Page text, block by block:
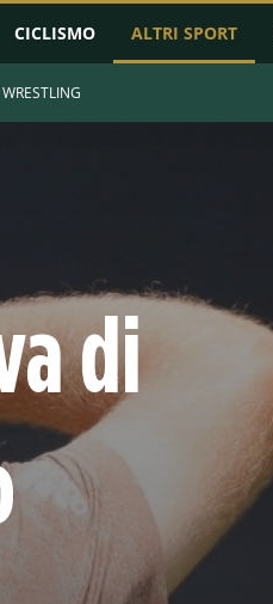
CICLISMO ALTRI SPORT
WRESTLING
di